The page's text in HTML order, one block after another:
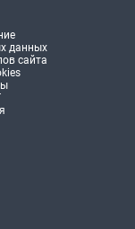
данных
сайта